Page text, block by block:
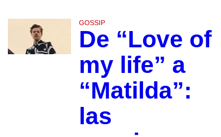
GOSSIP
De “Love of
my life” a
“Matilda”:
las